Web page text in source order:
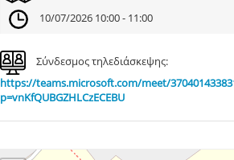
10/07/2026 10:00 - 11:00
Σύνδεσμος τηλεδιάσκεψης:
https://teams.microsoft.com/meet/
p=vnKfQUBGZHLCzECEBU